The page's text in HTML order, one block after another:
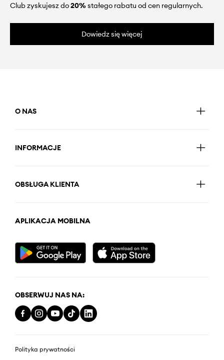
Club zyskujesz do20%stałego rabatu od cen regularnych.
Dowiedz się więcej
O NAS
INFORMACJE
OBSŁUGA KLIENTA
APLIKACJA MOBILNA
OBSERWUJ NAS NA:
Polityka prywatności